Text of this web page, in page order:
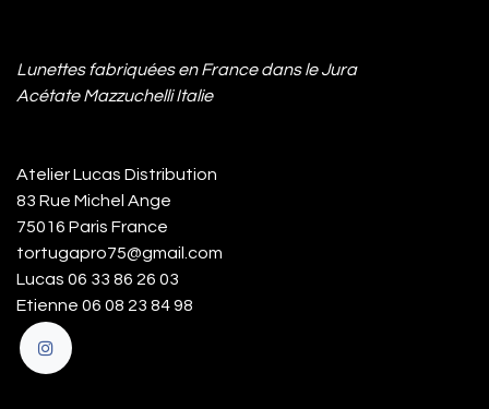
Lunettes fabriquées en France dans le Jura
Acétate Mazzuchelli Italie
Atelier Lucas Distribution
83 Rue Michel Ange
75016 Paris France
tortugapro75@gmail.com
Lucas 06 33 86 26 03
Etienne 06 08 23 84 98